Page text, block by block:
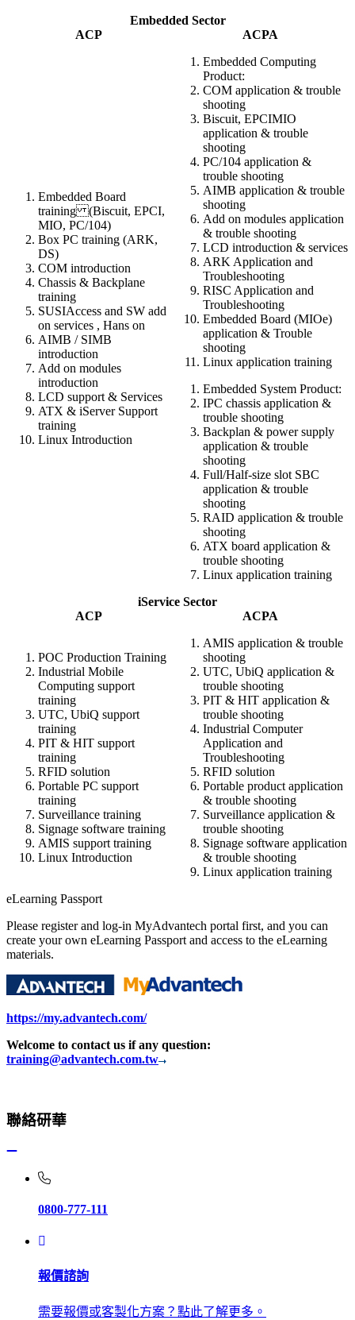
Embedded Sector
ACP
ACPA
Embedded Board
training (Biscuit, EPCI,
MIO, PC/104)
Box PC training (ARK,
DS)
COM introduction
Chassis & Backplane
training
SUSIAccess and SW add
on services , Hans on
AIMB / SIMB
introduction
Add on modules
introduction
LCD support & Services
ATX & iServer Support
training
Linux Introduction
Embedded Computing
Product:
COM application & trouble
shooting
Biscuit, EPCIMIO
application & trouble
shooting
PC/104 application &
trouble shooting
AIMB application & trouble
shooting
Add on modules application
& trouble shooting
LCD introduction & services
ARK Application and
Troubleshooting
RISC Application and
Troubleshooting
Embedded Board (MIOe)
application & Trouble
shooting
Linux application training
Embedded System Product:
IPC chassis application &
trouble shooting
Backplan & power supply
application & trouble
shooting
Full/Half-size slot SBC
application & trouble
shooting
RAID application & trouble
shooting
ATX board application &
trouble shooting
Linux application training
iService Sector
ACP
ACPA
POC Production Training
Industrial Mobile
Computing support
training
UTC, UbiQ support
training
PIT & HIT support
training
RFID solution
Portable PC support
training
Surveillance training
Signage software training
AMIS support training
Linux Introduction
AMIS application & trouble
shooting
UTC, UbiQ application &
trouble shooting
PIT & HIT application &
trouble shooting
Industrial Computer
Application and
Troubleshooting
RFID solution
Portable product application
& trouble shooting
Surveillance application &
trouble shooting
Signage software application
& trouble shooting
Linux application training
eLearning Passport
Please register and log-in MyAdvantech portal first, and you can
create your own eLearning Passport and access to the eLearning
materials.
https://my.advantech.com/
Welcome to contact us if any question:
training@advantech.com.tw
聯絡研華
0800-777-111
報價諮詢
需要報價或客製化方案？點此了解更多。